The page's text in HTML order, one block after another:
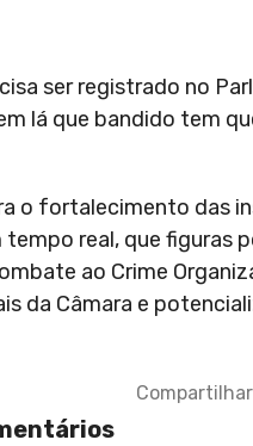
ser registrado no
lá que bandido tem
o fortalecimento das
real, que figuras
ao Crime
da Câmara e
Compartilhar